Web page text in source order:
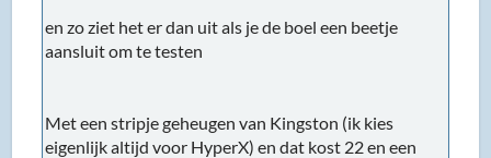
en zo ziet het er dan uit als je de boel een beetje
aansluit om te testen
Met een stripje geheugen van Kingston (ik kies
eigenlijk altijd voor HyperX) en dat kost 22 en een